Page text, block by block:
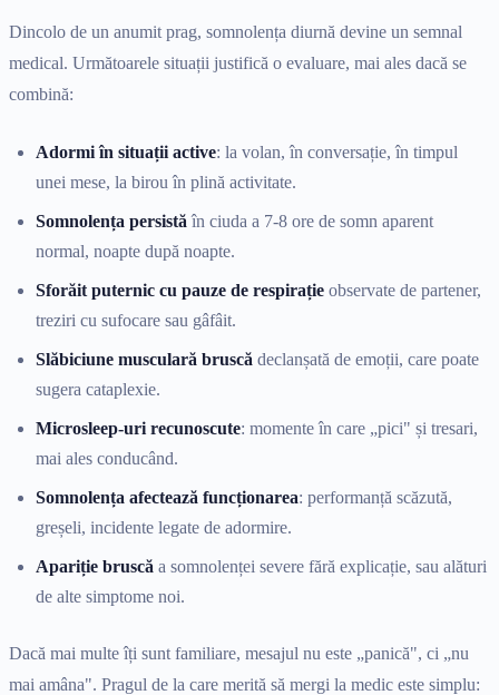
Dincolo de un anumit prag, somnolența diurnă devine un semnal
medical. Următoarele situații justifică o evaluare, mai ales dacă se
combină:
Adormi în situații active: la volan, în conversație, în timpul
unei mese, la birou în plină activitate.
Somnolența persistă în ciuda a 7-8 ore de somn aparent
normal, noapte după noapte.
Sforăit puternic cu pauze de respirație observate de partener,
treziri cu sufocare sau gâfâit.
Slăbiciune musculară bruscă declanșată de emoții, care poate
sugera cataplexie.
Microsleep-uri recunoscute: momente în care „pici" și tresari,
mai ales conducând.
Somnolența afectează funcționarea: performanță scăzută,
greșeli, incidente legate de adormire.
Apariție bruscă a somnolenței severe fără explicație, sau alături
de alte simptome noi.
Dacă mai multe îți sunt familiare, mesajul nu este „panică", ci „nu
mai amâna". Pragul de la care merită să mergi la medic este simplu: